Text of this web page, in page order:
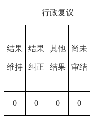
行政复议
结果
维持
结果
纠正
其他
结果
尚未
审结
0 0 0 0